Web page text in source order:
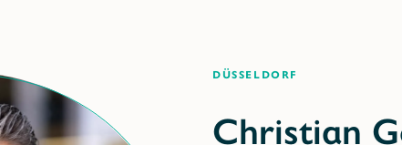
Düsseldorf